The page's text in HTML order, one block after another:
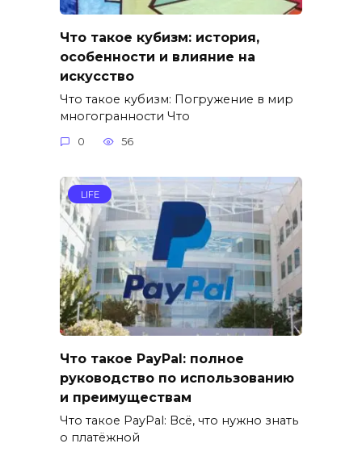
Что такое кубизм: история,
особенности и влияние на
искусство
Что такое кубизм: Погружение в мир
многогранности Что
0 56
LIFE
Что такое PayPal: полное
руководство по использованию
и преимуществам
Что такое PayPal: Всё, что нужно знать
о платёжной